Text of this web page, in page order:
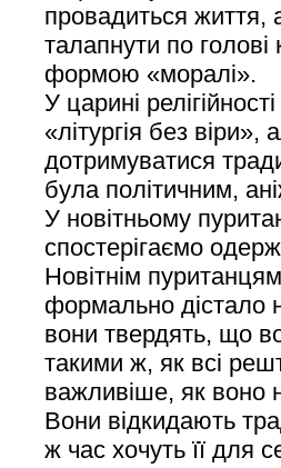
провадиться життя,
талапнути по
формою «моралі».
У царині
«літургія без
дотримуватися
була політичним,
У новітньому
спостерігаємо
Новітнім
формально дістало
вони твердять, що
такими ж, як всі
важливіше, як воно
Вони відкидають
ж час хочуть її для